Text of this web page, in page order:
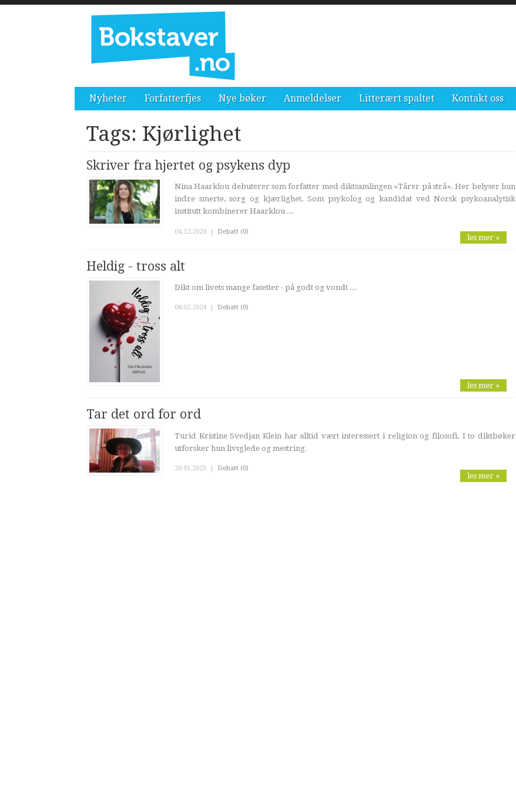
Nyheter Forfatterfjes Nye bøker Anmeldelser Litterært spaltet Kontakt oss
Tags: Kjørlighet
Skriver fra hjertet og psykens dyp
Nina Haarklou debuterer som forfatter med diktsamlingen «Tårer på strå». Her belyser hun
indre smerte, sorg og kjærlighet. Som psykolog og kandidat ved Norsk psykoanalytisk
institutt kombinerer Haarklou ...
04.12.2024 | Debatt (0)
les mer »
Heldig - tross alt
Dikt om livets mange fasetter - på godt og vondt ...
08.02.2024 Debatt (0)
les mer »
Tar det ord for ord
Turid Kristine Svedjan Klein har alltid vært interessert i religion og filosofi. I to diktbøker
utforsker hun livsglede og mestring.
20.01.2023 | Debatt (0)
les mer »